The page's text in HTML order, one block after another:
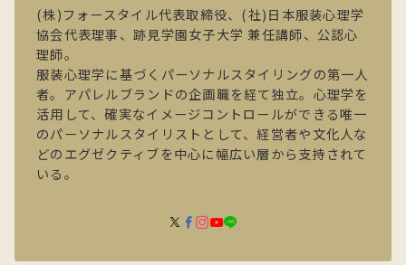
(株)フォースタイル代表取締役、(社)日本服装心理学
協会代表理事、跡見学園女子大学 兼任講師、公認心
理師。
服装心理学に基づくパーソナルスタイリングの第一人
者。アパレルブランドの企画職を経て独立。心理学を
活用して、確実なイメージコントロールができる唯一
のパーソナルスタイリストとして、経営者や文化人な
どのエグゼクティブを中心に幅広い層から支持されて
いる。